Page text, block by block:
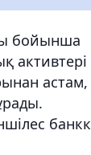
бойынша
активтері
астам,